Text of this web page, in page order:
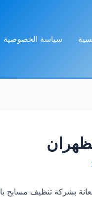
سياسة الخصوصية
بشركة تنظيف مسابح